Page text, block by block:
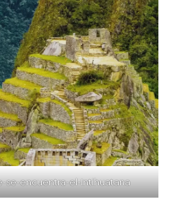
se-encuentra-el-Intihuatana